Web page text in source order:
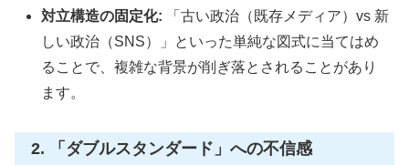
対立構造の固定化: 「古い政治（既存メディア）vs 新
しい政治（SNS）」といった単純な図式に当てはめ
ることで、複雑な背景が削ぎ落とされることがあり
ます。
2. 「ダブルスタンダード」への不信感